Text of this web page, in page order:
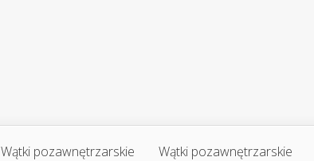
Wątki pozawnętrzarskie Wątki pozawnętrzarskie